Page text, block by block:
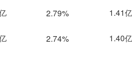
2.79% 1.41亿
2.74% 1.40亿